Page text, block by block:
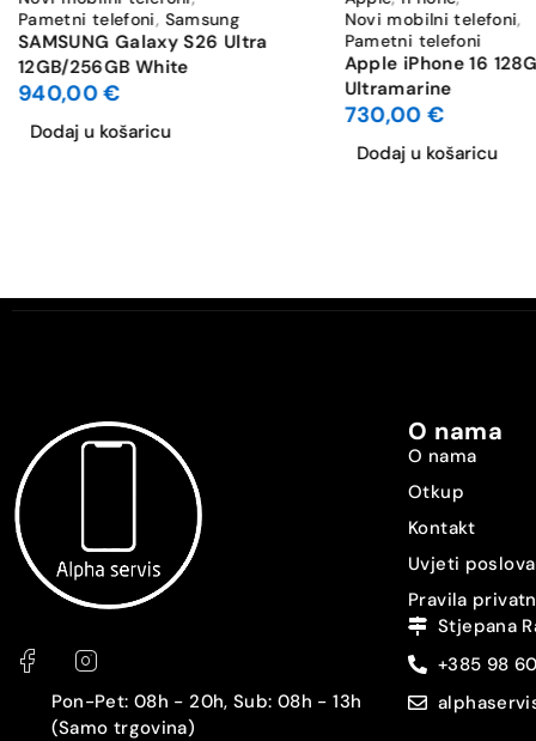
Bluetooth
WiFi standard
NFC
Čitač otiska prstiju
Prepoznavanje lica
Zaštita
USB konektor
Pametni telefoni, Samsung
SAMSUNG Galaxy S26 Ultra
12GB/256GB White
940,00€
Dodaj u košaricu
Novi mobilni telefoni,
Pametni telefoni
Apple iPhone 16
Ultramarine
730,00€
Dodaj u košaricu
Pon-Pet: 08h - 20h, Sub: 08h - 13h
(Samo trgovina)
O nama
O nama
Otkup
Kontakt
Uvjeti
Pravila
Stjepana
+385 98